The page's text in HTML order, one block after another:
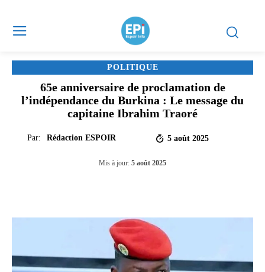
POLITIQUE
65e anniversaire de proclamation de
l’indépendance du Burkina : Le message du
capitaine Ibrahim Traoré
Par: Rédaction ESPOIR 5 août 2025
Mis à jour: 5 août 2025